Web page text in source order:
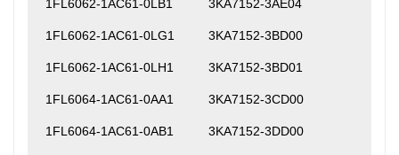
1FL6062-1AC61-0LB1 3KA7152-3AE04
1FL6062-1AC61-0LG1 3KA7152-3BD00
1FL6062-1AC61-0LH1 3KA7152-3BD01
1FL6064-1AC61-0AA1 3KA7152-3CD00
1FL6064-1AC61-0AB1 3KA7152-3DD00